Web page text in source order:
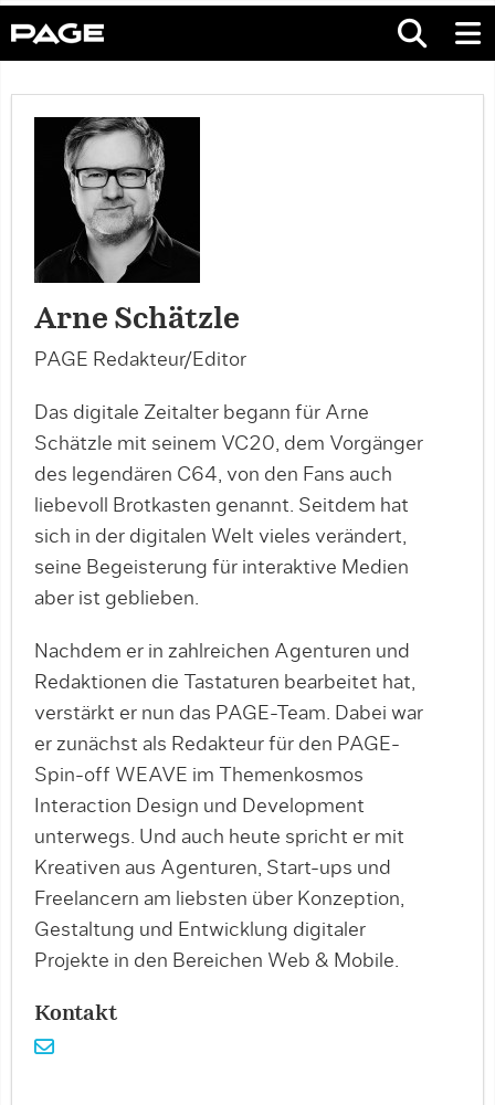
Arne Schätzle
PAGE Redakteur/Editor
Das digitale Zeitalter begann für Arne
Schätzle mit seinem VC20, dem Vorgänger
des legendären C64, von den Fans auch
liebevoll Brotkasten genannt. Seitdem hat
sich in der digitalen Welt vieles verändert,
seine Begeisterung für interaktive Medien
aber ist geblieben.
Nachdem er in zahlreichen Agenturen und
Redaktionen die Tastaturen bearbeitet hat,
verstärkt er nun das PAGE-Team. Dabei war
er zunächst als Redakteur für den PAGE-
Spin-off WEAVE im Themenkosmos
Interaction Design und Development
unterwegs. Und auch heute spricht er mit
Kreativen aus Agenturen, Start-ups und
Freelancern am liebsten über Konzeption,
Gestaltung und Entwicklung digitaler
Projekte in den Bereichen Web & Mobile.
Kontakt